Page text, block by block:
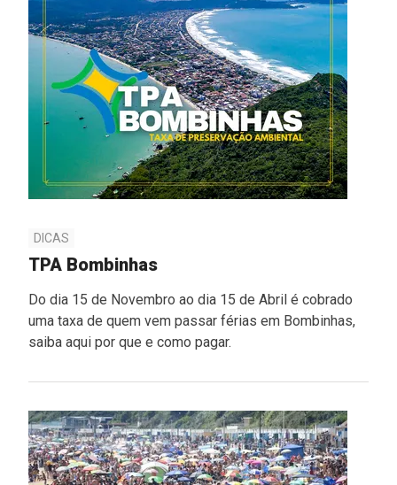
DICAS
TPA Bombinhas
Do dia 15 de Novembro ao dia 15 de Abril é cobrado
uma taxa de quem vem passar férias em Bombinhas,
saiba aqui por que e como pagar.